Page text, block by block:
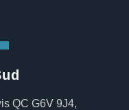
QC G6V 9J4,